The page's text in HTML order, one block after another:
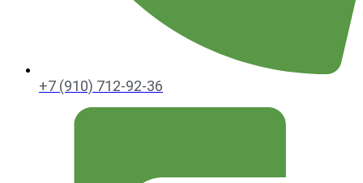
+7 (910) 712-92-36